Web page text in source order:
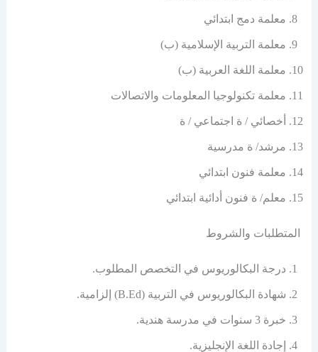
معلمة دمج ابتدائي
معلمة التربية الإسلامية (ب)
معلمة اللغة العربية (ب)
معلمة تكنولوجيا المعلومات والاتصالات
أخصائي / ة اجتماعي / ة
مرشد/ ة مدرسية
معلمة فنون ابتدائي
معلم/ ة فنون أدائية ابتدائي
المتطلبات والشروط
درجة البكالوريوس في التخصص المطلوب.
شهادة البكالوريوس في التربية (B.Ed) إلزامية.
خبرة 3 سنوات في مدرسة هندية.
إجادة اللغة الإنجليزية.